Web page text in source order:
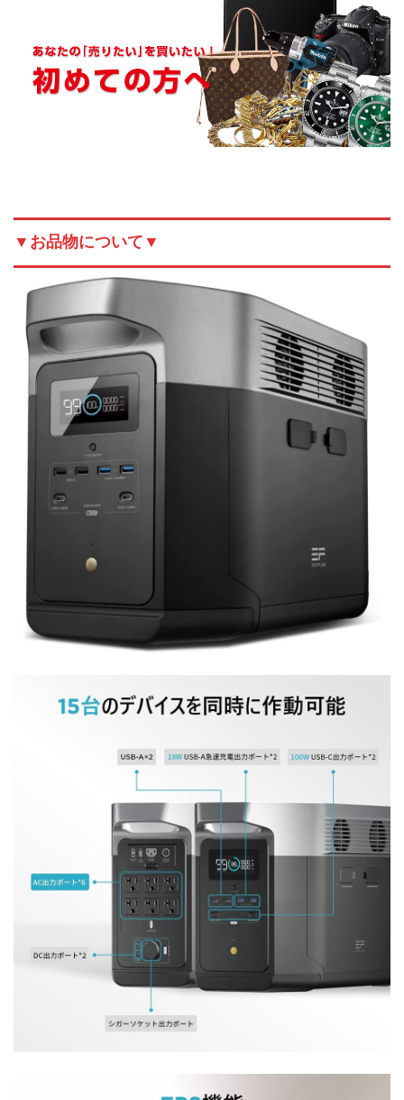
▼お品物について▼